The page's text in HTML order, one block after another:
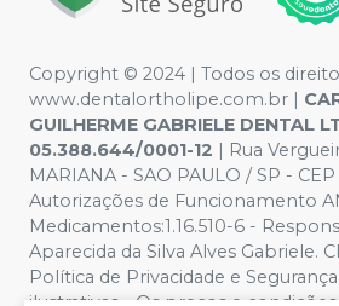
Copyright © 2024 | Todos os
www.dentalortholipe.com.br |
GUILHERME GABRIELE DENTAL
05.388.644/0001-12 | Rua
MARIANA - SAO PAULO / SP -
Autorizações de Funcionamento
Medicamentos:1.16.510-6 -
Aparecida da Silva Alves Gabriele.
Política de Privacidade e